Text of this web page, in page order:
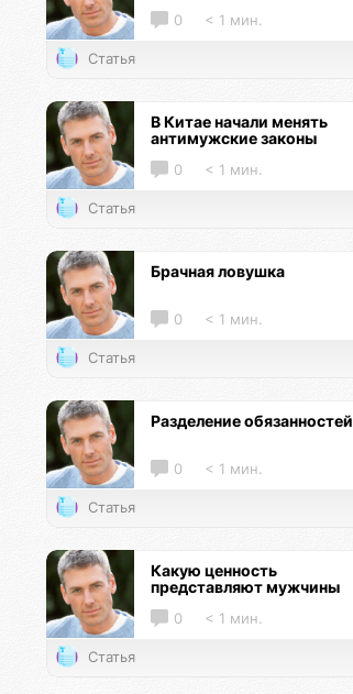
0 < 1 мин.
Статья
В Китае начали менять
антимужские законы
0 < 1 мин.
Статья
Брачная ловушка
0 < 1 мин.
Статья
Разделение обязанностей
0 < 1 мин.
Статья
Какую ценность
представляют мужчины
0 < 1 мин.
Статья